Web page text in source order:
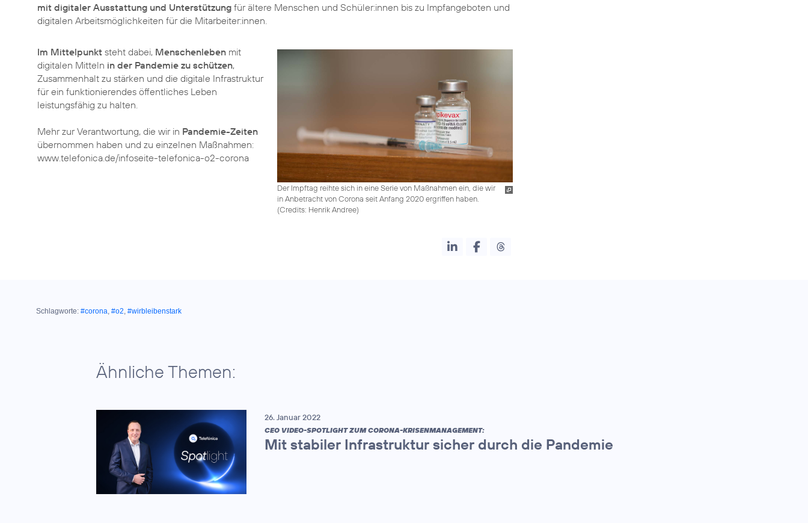
mit digitaler Ausstattung und Unterstützung für ältere Menschen und Schüler:innen bis zu Impfangeboten und
digitalen Arbeitsmöglichkeiten für die Mitarbeiter:innen.
Der Impftag reihte sich in eine Serie von Maßnahmen ein, die wir
in Anbetracht von Corona seit Anfang 2020 ergriffen haben.
(Credits: Henrik Andree)
Im Mittelpunkt steht dabei, Menschenleben mit
digitalen Mitteln in der Pandemie zu schützen,
Zusammenhalt zu stärken und die digitale Infrastruktur
für ein funktionierendes öffentliches Leben
leistungsfähig zu halten.
Mehr zur Verantwortung, die wir in Pandemie-Zeiten
übernommen haben und zu einzelnen Maßnahmen:
www.telefonica.de/infoseite-telefonica-o2-corona
Schlagworte: #corona, #o2, #wirbleibenstark
Ähnliche Themen:
26. Januar 2022
CEO VIDEO-SPOTLIGHT ZUM CORONA-KRISENMANAGEMENT:
Mit stabiler Infrastruktur sicher durch die Pandemie